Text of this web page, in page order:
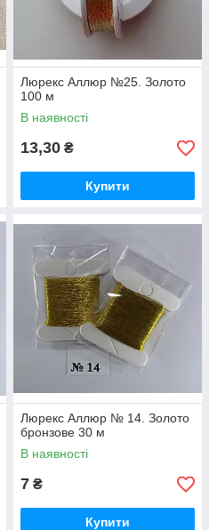
Люрекс Аллюр №25. Золото
100 м
В наявності
13,30 ₴
Купити
Люрекс Аллюр № 14. Золото
бронзове 30 м
В наявності
7 ₴
Купити